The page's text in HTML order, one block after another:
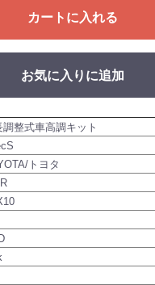
カートに入れる
お気に入りに追加
調整式車高調キット
トヨタ